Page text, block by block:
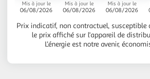
Mis à jour le
06/08/2026
Mis à jour le
06/08/2026
Mis à jour le
06/08/2026
Prix indicatif, non contractuel, susceptible
le prix affiché sur l'appareil de
L'énergie est notre avenir,